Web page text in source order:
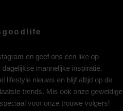
en geef ons een like op
dagelijkse mannelijke inspiratie.
lifestyle nieuws en blijf altijd op de
trends. Mis ook onze geweldige
voor onze trouwe volgers!